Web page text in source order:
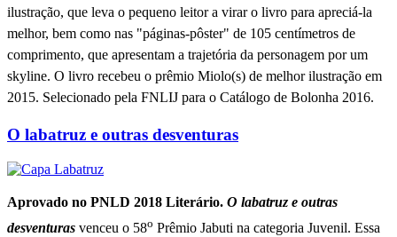
ilustração, que leva o pequeno leitor a virar o livro para apreciá-la
melhor, bem como nas "páginas-pôster" de 105 centímetros de
comprimento, que apresentam a trajetória da personagem por um
skyline. O livro recebeu o prêmio Miolo(s) de melhor ilustração em
2015. Selecionado pela FNLIJ para o Catálogo de Bolonha 2016.
O labatruz e outras desventuras
Aprovado no PNLD 2018 Literário. O labatruz e outras
desventuras venceu o 58o Prêmio Jabuti na categoria Juvenil. Essa